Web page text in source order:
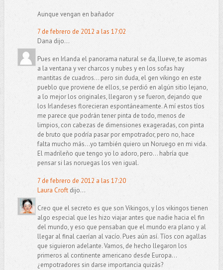
Aunque vengan en bañador
7 de febrero de 2012 a las 17:02
Dana dijo...
Pues en Irlanda el panorama natural se da, llueve, te asomas
a la ventana y ver charcos y nubes y en los sofas hay
mantitas de cuadros... pero sin duda, el gen vikingo en este
pueblo que proviene de ellos, se perdió en algún sitio lejano,
a lo mejor los originales, llegaron y se fueron, dejando que
los Irlandeses florecieran espontáneamente. A mí estos tíos
me parece que podrán tener pinta de todo, menos de
limpios, con cabezas de dimensiones exageradas, con pinta
de bruto que podría pasar por empotrador, pero no, hace
falta mucho más...yo también quiero un Noruego en mi vida.
El madrileño que tengo yo lo adoro, pero... habría que
pensar si las noruegas los ven igual.
7 de febrero de 2012 a las 17:20
Laura Croftdijo...
Creo que el secreto es que son Vikingos, y los vikingos tienen
algo especial que les hizo viajar antes que nadie hacia el fin
del mundo, y eso que pensaban que el mundo era plano y al
llegar al final caerían al vacío. Pues aún así. Tíos con agallas
que siguieron adelante. Vamos, de hecho llegaron los
primeros al continente americano desde Europa...
¿empotradores sin darse importancia quizás?